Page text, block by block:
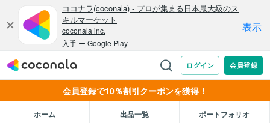
会員登録で10％割引クーポンを獲得！
ホーム 出品一覧 ポートフォリオ